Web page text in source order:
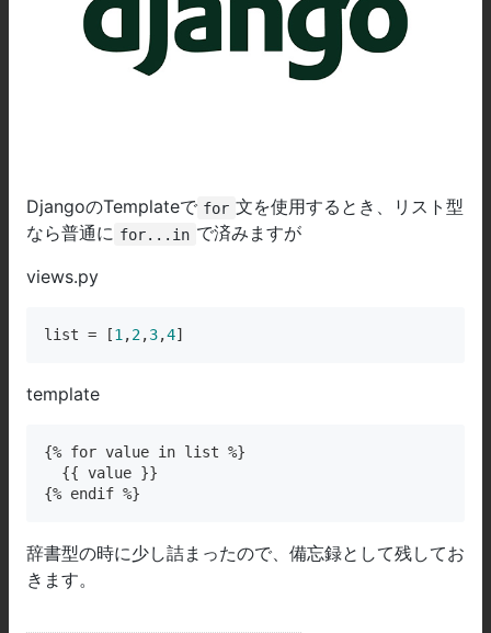
DjangoのTemplateで for 文を使用するとき、リスト型
なら普通に for...in で済みますが
views.py
list = [1,2,3,4]
template
{% for value in list %}
  {{ value }}
{% endif %}
辞書型の時に少し詰まったので、備忘録として残してお
きます。